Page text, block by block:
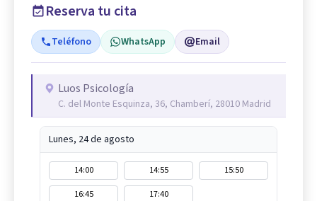
Reserva tu cita
Teléfono WhatsApp Email
Luos Psicología
C. del Monte Esquinza, 36, Chamberí, 28010 Madrid
Lunes, 24 de agosto
14:00 14:55
15:50
16:45
17:40